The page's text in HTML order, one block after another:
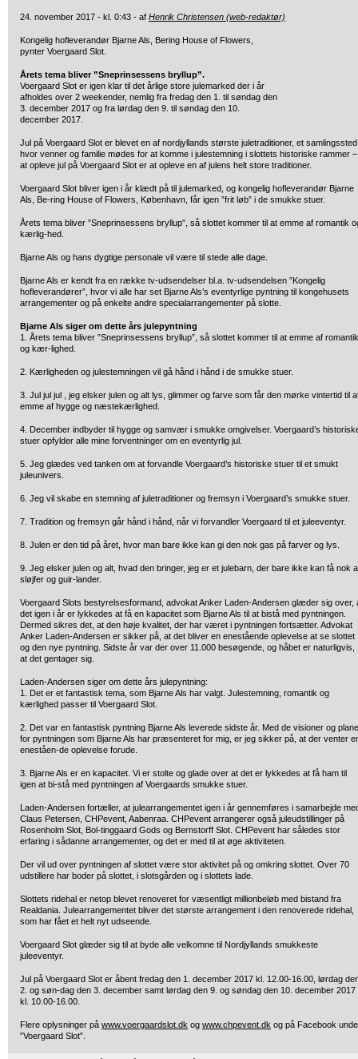
24. november 2017 - kl. 0:43 - af Henrik Christensen (web-redaktør)
Kongelig hofleverandør Bjarne Als, Bering House of Flowers,
pynter Voergaard Slot.
Årets tema bliver ”Sneprinsessens bryllup”.
Voergaard Slot er igen klar til det årlige store julemarked der i år
afholdes over 2 weekender, nemlig fra fredag den 1. til søndag den
3. december 2017 og fra lørdag den 9. til søndag den 10.
december 2017.
Jul på Voergaard Slot er blevet en af nordjyllands største juletraditioner, et samlingssted
hvor venner og familie mødes for at komme i julestemning i slottets historiske rammer –
at opleve jul på Voergaard Slot er at opleve en af julens helt store traditioner.
Voergaard Slot bliver igen i år klædt på til julemarked, og kongelig hofleverandør Bjarne
Als, Be-ring House of Flowers, København, får igen ”frit løb” i de smukke stuer.
Årets tema bliver ”Sneprinsessens bryllup”, så slottet kommer til at emme af romantik
kærlig-hed.
Bjarne Als og hans dygtige personale vil være til stede alle dage.
Bjarne Als er kendt fra en række tv-udsendelser bl.a. tv-udsendelsen ”Kongelig
hofleverandører”, hvor vi alle har set Bjarne Als’s eventyrlige pyntning til kongehusets
arrangementer og på enkelte andre specialarrangementer på slotte.
Bjarne Als siger om dette års julepyntning
1. Årets tema bliver ”Sneprinsessens bryllup”, så slottet kommer til at emme af romantik
og kær-lighed.
2. Kærligheden og julestemningen vil gå hånd i hånd i de smukke stuer.
3. Jul jul jul , jeg elsker julen og alt lys, glimmer og farve som får den mørke vintertid til
emme af hygge og næstekærlighed.
4. December indbyder til hygge og samvær i smukke omgivelser. Voergaard’s
stuer opfylder alle mine forventninger om en eventyrlig jul.
5. Jeg glædes ved tanken om at forvandle Voergaard’s historiske stuer til et smukt
juleunivers.
6. Jeg vil skabe en stemning af juletraditioner og fremsyn i Voergaard’s smukke stuer.
7. Tradition og fremsyn går hånd i hånd, når vi forvandler Voergaard til et juleeventyr.
8. Julen er den tid på året, hvor man bare ikke kan gi den nok gas på farver og lys.
9. Jeg elsker julen og alt, hvad den bringer, jeg er et julebarn, der bare ikke kan få nok
sløjfer og guir-lander.
Voergaard Slots bestyrelsesformand, advokat Anker Laden-Andersen glæder sig over,
det igen i år er lykkedes at få en kapacitet som Bjarne Als til at bistå med pyntningen.
Dermed sikres det, at den høje kvalitet, der har været i pyntningen fortsætter. Advokat
Anker Laden-Andersen er sikker på, at det bliver en enestående oplevelse at se slottet
og den nye pyntning. Sidste år var der over 11.000 besøgende, og håbet er naturligvis,
at det gentager sig.
Laden-Andersen siger om dette års julepyntning:
1. Det er et fantastisk tema, som Bjarne Als har valgt. Julestemning, romantik og
kærlighed passer til Voergaard Slot.
2. Det var en fantastisk pyntning Bjarne Als leverede sidste år. Med de visioner og
for pyntningen som Bjarne Als har præsenteret for mig, er jeg sikker på, at der venter
eneståen-de oplevelse forude.
3. Bjarne Als er en kapacitet. Vi er stolte og glade over at det er lykkedes at få ham til
igen at bi-stå med pyntningen af Voergaards smukke stuer.
Laden-Andersen fortæller, at julearrangementet igen i år gennemføres i samarbejde
Claus Petersen, CHPevent, Aabenraa. CHPevent arrangerer også juleudstillinger på
Rosenholm Slot, Bol-tinggaard Gods og Bernstorff Slot. CHPevent har således stor
erfaring i sådanne arrangementer, og det er med til at øge aktiviteten.
Der vil ud over pyntningen af slottet være stor aktivitet på og omkring slottet. Over 70
udstillere har boder på slottet, i slotsgården og i slottets lade.
Slottets ridehal er netop blevet renoveret for væsentligt millionbeløb med bistand fra
Realdania. Julearrangementet bliver det største arrangement i den renoverede ridehal,
som har fået et helt nyt udseende.
Voergaard Slot glæder sig til at byde alle velkomne til Nordjyllands smukkeste
juleeventyr.
Jul på Voergaard Slot er åbent fredag den 1. december 2017 kl. 12.00-16.00, lørdag
2. og søn-dag den 3. december samt lørdag den 9. og søndag den 10. december 2017
kl. 10.00-16.00.
Flere oplysninger på www.voergaardslot.dk og www.chpevent.dk og på Facebook
”Voergaard Slot”.